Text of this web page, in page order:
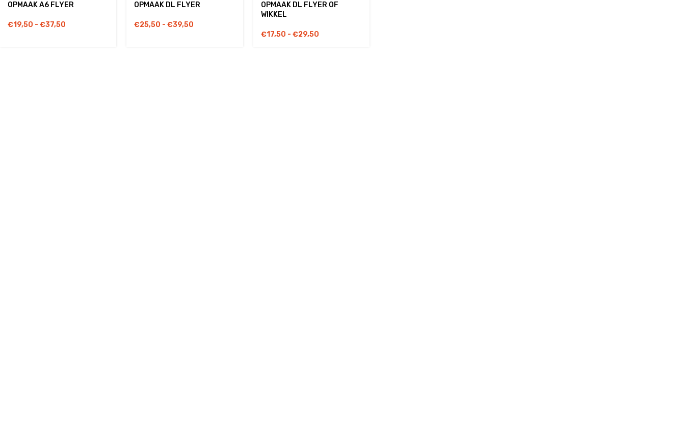
OPMAAK A6 FLYER
€19,50 - €37,50
OPMAAK DL FLYER
€25,50 - €39,50
OPMAAK DL FLYER OF
WIKKEL
€17,50 - €29,50